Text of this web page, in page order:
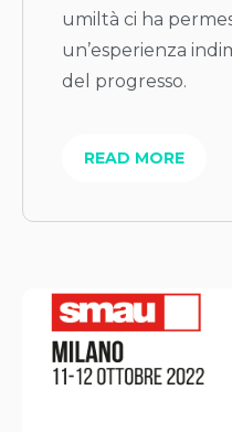
umiltà ci ha
un’esperienza
del progresso.
READ MORE